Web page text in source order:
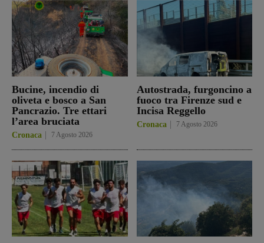
Bucine, incendio di
oliveta e bosco a San
Pancrazio. Tre ettari
l’area bruciata
Cronaca 7 Agosto 2026
Autostrada, furgoncino a
fuoco tra Firenze sud e
Incisa Reggello
Cronaca 7 Agosto 2026